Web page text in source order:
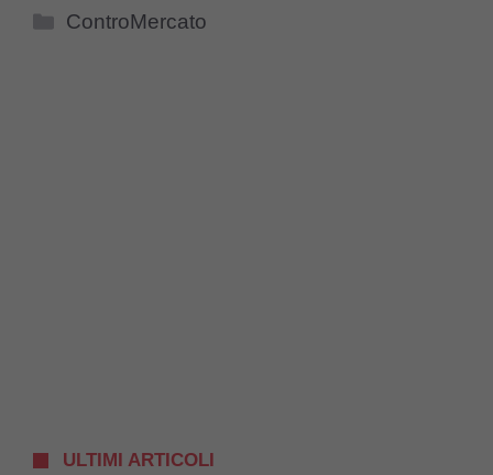
Categorie
ControMercato
ULTIMI ARTICOLI